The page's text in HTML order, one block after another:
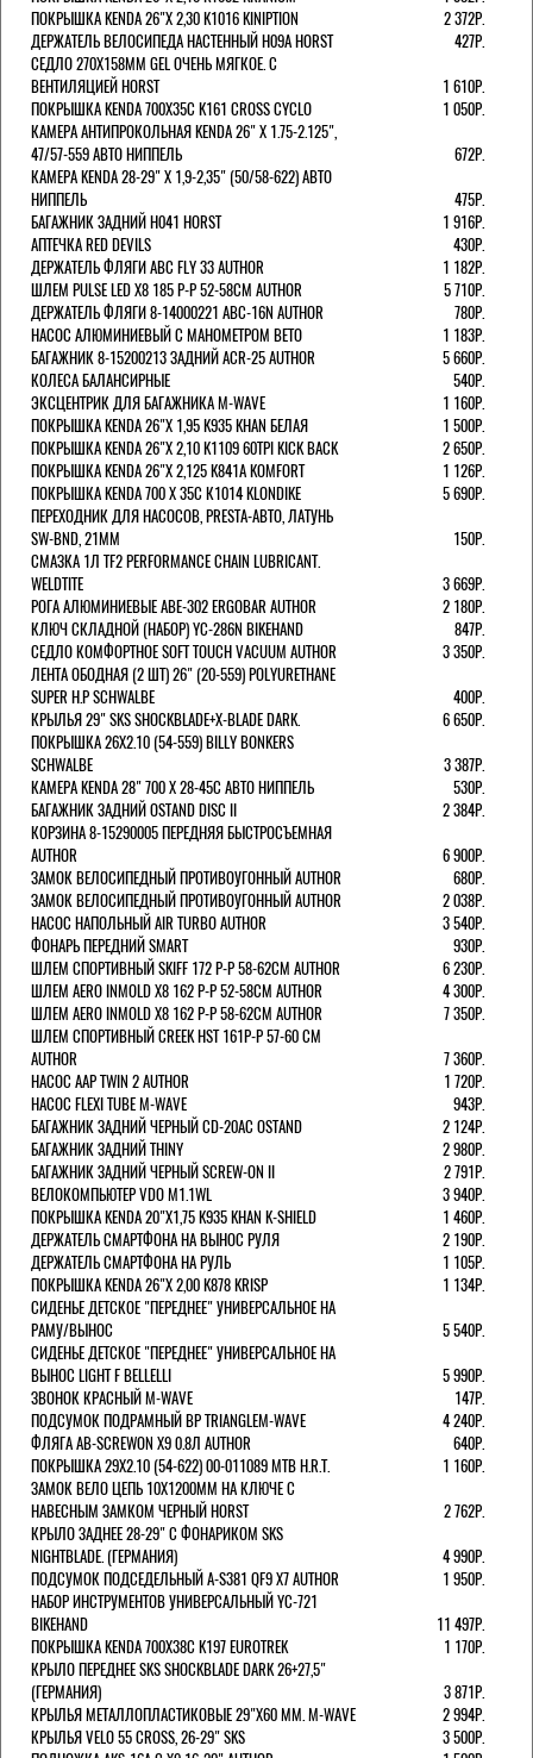
ПОКРЫШКА KENDA 26"Х 2,30 K1016 KINIPTION
2 372Р.
ДЕРЖАТЕЛЬ ВЕЛОСИПЕДА НАСТЕННЫЙ H09A HORST
427Р.
СЕДЛО 270Х158ММ GEL ОЧЕНЬ МЯГКОЕ. С
ВЕНТИЛЯЦИЕЙ HORST
1 610Р.
ПОКРЫШКА KENDA 700Х35С K161 CROSS CYCLO
1 050Р.
КАМЕРА АНТИПРОКОЛЬНАЯ KENDA 26" Х 1.75-2.125",
47/57-559 АВТО НИППЕЛЬ
672Р.
КАМЕРА KENDA 28-29" Х 1,9-2,35" (50/58-622) АВТО
НИППЕЛЬ
475Р.
БАГАЖНИК ЗАДНИЙ H041 HORST
1 916Р.
АПТЕЧКА RED DEVILS
430Р.
ДЕРЖАТЕЛЬ ФЛЯГИ АВС FLY 33 AUTHOR
1 182Р.
ШЛЕМ PULSE LED X8 185 Р-Р 52-58СМ AUTHOR
5 710Р.
ДЕРЖАТЕЛЬ ФЛЯГИ 8-14000221 ABC-16N AUTHOR
780Р.
НАСОС АЛЮМИНИЕВЫЙ С МАНОМЕТРОМ BETO
1 183Р.
БАГАЖНИК 8-15200213 ЗАДНИЙ ACR-25 AUTHOR
5 660Р.
КОЛЕСА БАЛАНСИРНЫЕ
540Р.
ЭКСЦЕНТРИК ДЛЯ БАГАЖНИКА M-WAVE
1 160Р.
ПОКРЫШКА KENDA 26"Х 1,95 K935 KHAN БЕЛАЯ
1 500Р.
ПОКРЫШКА KENDA 26"Х 2,10 K1109 60TPI KICK BACK
2 650Р.
ПОКРЫШКА KENDA 26"Х 2,125 K841A KOMFORT
1 126Р.
ПОКРЫШКА KENDA 700 Х 35С К1014 KLONDIKE
5 690Р.
ПЕРЕХОДНИК ДЛЯ НАСОСОВ, PRESTA-АВТО, ЛАТУНЬ
SW-BND, 21ММ
150Р.
СМАЗКА 1Л TF2 PERFORMANCE CHAIN LUBRICANT.
WELDTITE
3 669Р.
РОГА АЛЮМИНИЕВЫЕ ABE-302 ERGOBAR AUTHOR
2 180Р.
КЛЮЧ СКЛАДНОЙ (НАБОР) YC-286N BIKEHAND
847Р.
СЕДЛО КОМФОРТНОЕ SOFT TOUCH VACUUM AUTHOR
3 350Р.
ЛЕНТА ОБОДНАЯ (2 ШТ) 26" (20-559) POLYURETHANE
SUPER H.P SCHWALBE
400Р.
КРЫЛЬЯ 29" SKS SHOCKBLADE+X-BLADE DARK.
6 650Р.
ПОКРЫШКА 26X2.10 (54-559) BILLY BONKERS
SCHWALBE
3 387Р.
КАМЕРА KENDA 28" 700 Х 28-45С АВТО НИППЕЛЬ
530Р.
БАГАЖНИК ЗАДНИЙ OSTAND DISC II
2 384Р.
КОРЗИНА 8-15290005 ПЕРЕДНЯЯ БЫСТРОСЪЕМНАЯ
AUTHOR
6 900Р.
ЗАМОК ВЕЛОСИПЕДНЫЙ ПРОТИВОУГОННЫЙ AUTHOR
680Р.
ЗАМОК ВЕЛОСИПЕДНЫЙ ПРОТИВОУГОННЫЙ AUTHOR
2 038Р.
НАСОС НАПОЛЬНЫЙ AIR TURBO AUTHOR
3 540Р.
ФОНАРЬ ПЕРЕДНИЙ SMART
930Р.
ШЛЕМ СПОРТИВНЫЙ SKIFF 172 Р-Р 58-62СМ AUTHOR
6 230Р.
ШЛЕМ AERO INMOLD X8 162 Р-Р 52-58СМ AUTHOR
4 300Р.
ШЛЕМ AERO INMOLD X8 162 Р-Р 58-62СМ AUTHOR
7 350Р.
ШЛЕМ СПОРТИВНЫЙ CREEK HST 161Р-Р 57-60 СМ
AUTHOR
7 360Р.
НАСОС AAP TWIN 2 AUTHOR
1 720Р.
НАСОС FLEXI TUBE M-WAVE
943Р.
БАГАЖНИК ЗАДНИЙ ЧЕРНЫЙ СD-20AC OSTAND
2 124Р.
БАГАЖНИК ЗАДНИЙ THINY
2 980Р.
БАГАЖНИК ЗАДНИЙ ЧЕРНЫЙ SCREW-ON II
2 791Р.
ВЕЛОКОМПЬЮТЕР VDO M1.1WL
3 940Р.
ПОКРЫШКА KENDA 20"Х1,75 K935 KHAN K-SHIELD
1 460Р.
ДЕРЖАТЕЛЬ СМАРТФОНА НА ВЫНОС РУЛЯ
2 190Р.
ДЕРЖАТЕЛЬ СМАРТФОНА НА РУЛЬ
1 105Р.
ПОКРЫШКА KENDA 26"Х 2,00 K878 KRISP
1 134Р.
СИДЕНЬЕ ДЕТСКОЕ "ПЕРЕДНЕЕ" УНИВЕРСАЛЬНОЕ НА
РАМУ/ВЫНОС
5 540Р.
СИДЕНЬЕ ДЕТСКОЕ "ПЕРЕДНЕЕ" УНИВЕРСАЛЬНОЕ НА
ВЫНОС LIGHT F BELLELLI
5 990Р.
ЗВОНОК КРАСНЫЙ M-WAVE
147Р.
ПОДСУМОК ПОДРАМНЫЙ BP TRIANGLEM-WAVE
4 240Р.
ФЛЯГА AB-SCREWON X9 0.8Л AUTHOR
640Р.
ПОКРЫШКА 29X2.10 (54-622) 00-011089 MTB H.R.T.
1 160Р.
ЗАМОК ВЕЛО ЦЕПЬ 10Х1200ММ НА КЛЮЧЕ С
НАВЕСНЫМ ЗАМКОМ ЧЕРНЫЙ HORST
2 762Р.
КРЫЛО ЗАДНЕЕ 28-29" С ФОНАРИКОМ SKS
NIGHTBLADE. (ГЕРМАНИЯ)
4 990Р.
ПОДСУМОК ПОДСЕДЕЛЬНЫЙ A-S381 QF9 X7 AUTHOR
1 950Р.
НАБОР ИНСТРУМЕНТОВ УНИВЕРСАЛЬНЫЙ YC-721
BIKEHAND
11 497Р.
ПОКРЫШКА KENDA 700Х38С K197 EUROTREK
1 170Р.
КРЫЛО ПЕРЕДНЕЕ SKS SHOCKBLADE DARK 26+27,5"
(ГЕРМАНИЯ)
3 871Р.
КРЫЛЬЯ МЕТАЛЛОПЛАСТИКОВЫЕ 29"Х60 ММ. M-WAVE
2 994Р.
КРЫЛЬЯ VELO 55 CROSS, 26-29" SKS
3 500Р.